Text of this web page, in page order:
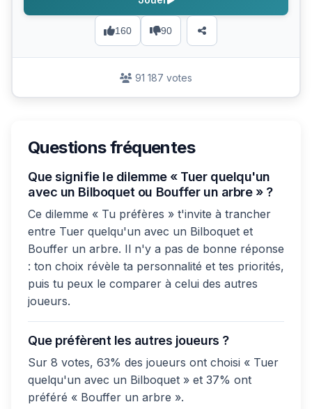
160 90
91 187 votes
Questions fréquentes
Que signifie le dilemme « Tuer quelqu'un
avec un Bilboquet ou Bouffer un arbre » ?
Ce dilemme « Tu préfères » t'invite à trancher
entre Tuer quelqu'un avec un Bilboquet et
Bouffer un arbre. Il n'y a pas de bonne réponse
: ton choix révèle ta personnalité et tes priorités,
puis tu peux le comparer à celui des autres
joueurs.
Que préfèrent les autres joueurs ?
Sur 8 votes, 63% des joueurs ont choisi « Tuer
quelqu'un avec un Bilboquet » et 37% ont
préféré « Bouffer un arbre ».